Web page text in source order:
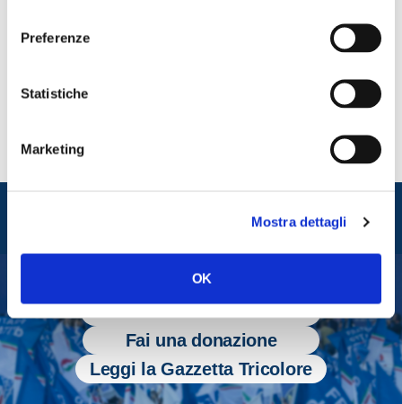
Preferenze
Statistiche
Marketing
Mostra dettagli
OK
Fratelli d'Italia
Fai una donazione
Leggi la Gazzetta Tricolore